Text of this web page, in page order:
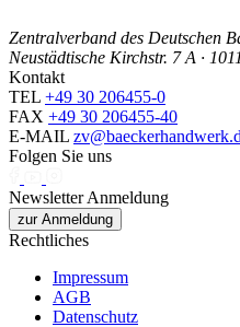
Zentralverband des Deutschen
Neustädtische Kirchstr. 7 A ·
Kontakt
TEL +49 30 206455-0
FAX +49 30 206455-40
E-MAIL
Folgen Sie uns
Newsletter Anmeldung
zur Anmeldung
Rechtliches
Impressum
AGB
Datenschutz